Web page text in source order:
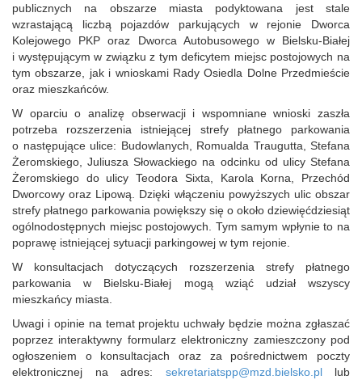
publicznych na obszarze miasta podyktowana jest stale
wzrastającą liczbą pojazdów parkujących w rejonie Dworca
Kolejowego PKP oraz Dworca Autobusowego w Bielsku‑Białej
i występującym w związku z tym deficytem miejsc postojowych na
tym obszarze, jak i wnioskami Rady Osiedla Dolne Przedmieście
oraz mieszkańców.
W oparciu o analizę obserwacji i wspomniane wnioski zaszła
potrzeba rozszerzenia istniejącej strefy płatnego parkowania
o następujące ulice: Budowlanych, Romualda Traugutta, Stefana
Żeromskiego, Juliusza Słowackiego na odcinku od ulicy Stefana
Żeromskiego do ulicy Teodora Sixta, Karola Korna, Przechód
Dworcowy oraz Lipową. Dzięki włączeniu powyższych ulic obszar
strefy płatnego parkowania powiększy się o około dziewięćdziesiąt
ogólnodostępnych miejsc postojowych. Tym samym wpłynie to na
poprawę istniejącej sytuacji parkingowej w tym rejonie.
W konsultacjach dotyczących rozszerzenia strefy płatnego
parkowania w Bielsku‑Białej mogą wziąć udział wszyscy
mieszkańcy miasta.
Uwagi i opinie na temat projektu uchwały będzie można zgłaszać
poprzez interaktywny formularz elektroniczny zamieszczony pod
ogłoszeniem o konsultacjach oraz za pośrednictwem poczty
elektronicznej na adres: sekretariatspp@mzd.bielsko.pllub